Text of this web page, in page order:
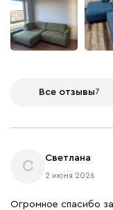
Все отзывы7
С
Светлана
2 июня 2026
Огромное спасибо